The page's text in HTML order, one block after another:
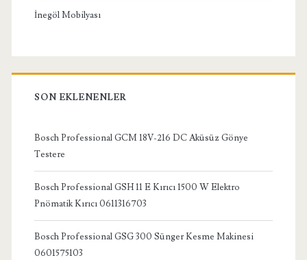
İnegöl Mobilyası
SON EKLENENLER
Bosch Professional GCM 18V-216 DC Aküsüz Gönye
Testere
Bosch Professional GSH 11 E Kırıcı 1500 W Elektro
Pnömatik Kırıcı 0611316703
Bosch Professional GSG 300 Sünger Kesme Makinesi
0601575103